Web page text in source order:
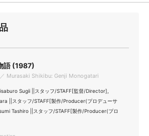
語 (1987)
Murasaki Shikibu: Genji Monogatari
Sugii ||スタッフ/STAFF[監督/Director],
||スタッフ/STAFF[製作/Producer(プロデューサ
Tashiro ||スタッフ/STAFF[製作/Producer(プロ